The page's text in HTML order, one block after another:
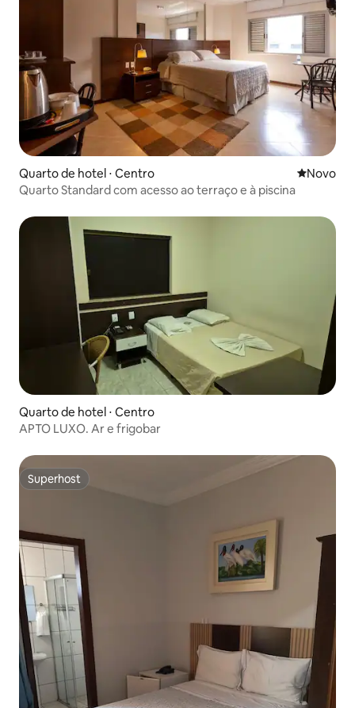
Quarto de hotel ⋅ Centro Novo
Novo
Quarto Standard com acesso ao terraço e à piscina
Quarto de hotel ⋅ Centro
APTO LUXO. Ar e frigobar
Superhost
Superhost